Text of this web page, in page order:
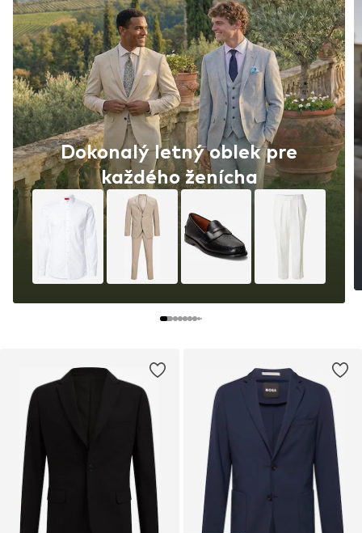
Dokonalý letný oblek pre
každého ženícha